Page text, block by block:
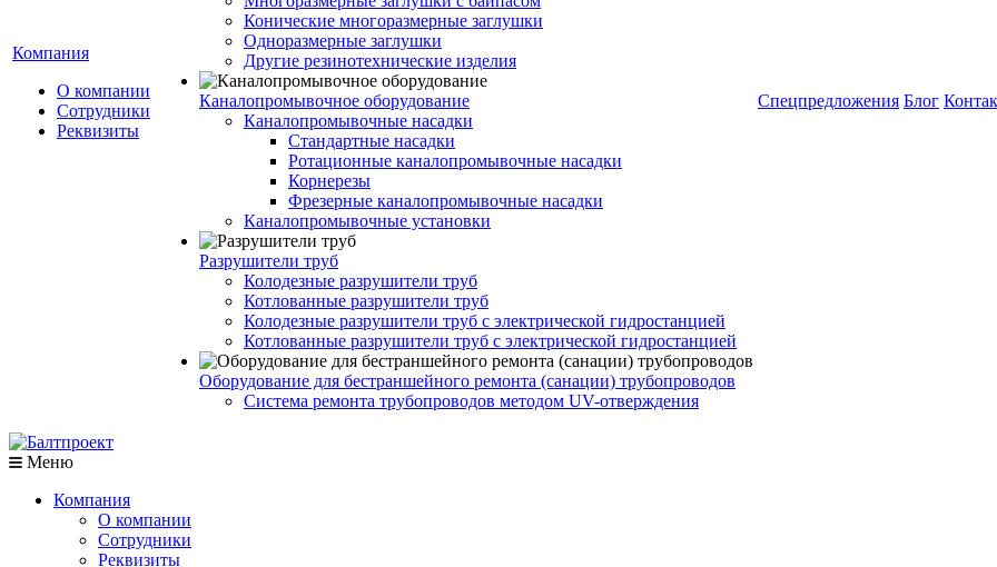
Компания
О компании
Сотрудники
Реквизиты
Конические многоразмерные заглушки
Одноразмерные заглушки
Другие резинотехнические изделия
Каналопромывочное оборудование
Каналопромывочные насадки
Стандартные насадки
Ротационные каналопромывочные насадки
Корнерезы
Фрезерные каналопромывочные насадки
Каналопромывочные установки
Разрушители труб
Колодезные разрушители труб
Котлованные разрушители труб
Колодезные разрушители труб с электрической гидростанцией
Котлованные разрушители труб с электрической гидростанцией
Оборудование для бестраншейного ремонта (санации) трубопроводов
Система ремонта трубопроводов методом UV-отверждения
Спецпредложения Блог
Меню
Компания
О компании
Сотрудники
Реквизиты